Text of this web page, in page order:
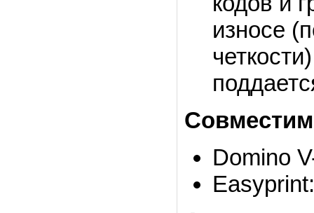
износе
Domino